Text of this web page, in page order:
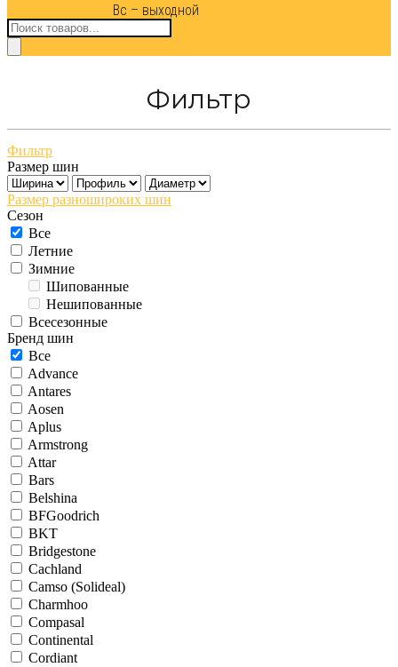
Вс – выходной
Поиск
товаров
Фильтр
Фильтр
Размер шин
Размер разношироких шин
Сезон
Все
Летние
Зимние
Шипованные
Нешипованные
Всесезонные
Бренд шин
Все
Advance
Antares
Aosen
Aplus
Armstrong
Attar
Bars
Belshina
BFGoodrich
BKT
Bridgestone
Cachland
Camso (Solideal)
Charmhoo
Compasal
Continental
Cordiant